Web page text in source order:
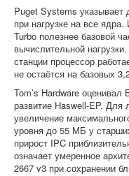
Puget Systems указывает
при нагрузке на все
Turbo полезнее базовой
вычислительной
станции процессор
не остаётся на базовых
Tom’s Hardware оценивал
развитие Haswell-EP. Для
увеличение
уровня до 55 МБ у
прирост IPC
означает умеренное
2667 v3 при сохранении